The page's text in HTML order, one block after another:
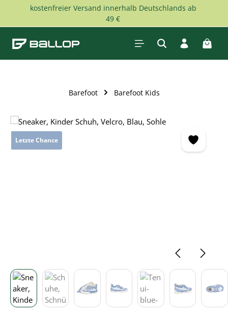
Zum Hauptinhalt springen
kostenfreier Versand innerhalb Deutschlands ab
49 €
Barefoot Barefoot Kids
Bildergalerie überspringen
Letzte Chance